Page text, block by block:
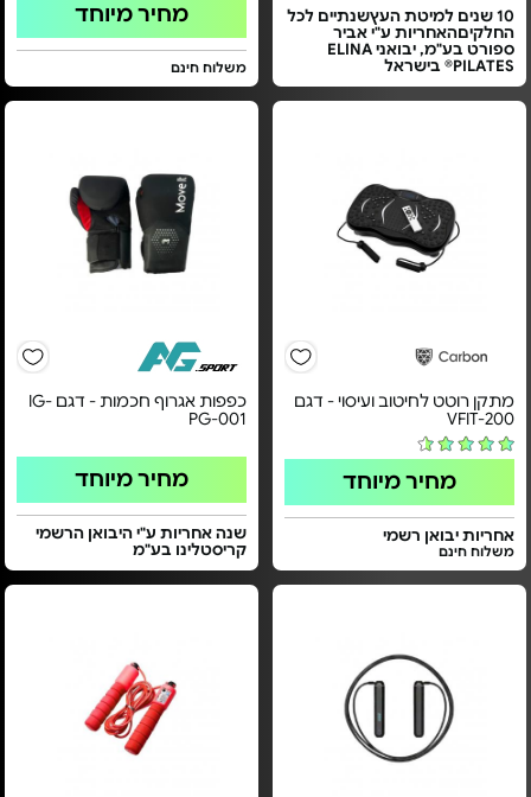
10 שנים למיטת העץשנתיים לכל
החלקיםהאחריות ע"י אביר
ספורט בע"מ, יבואני ELINA
PILATES® בישראל
מחיר מיוחד
משלוח חינם
מתקן רוטט לחיטוב ועיסוי - דגם
VFIT-200
מחיר מיוחד
אחריות יבואן רשמי
משלוח חינם
כפפות אגרוף חכמות - דגם IG-
PG-001
מחיר מיוחד
שנה אחריות ע"י היבואן הרשמי
קריסטלינו בע"מ